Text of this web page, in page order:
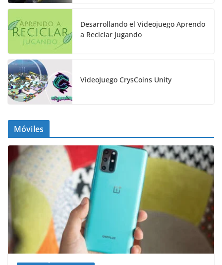
Desarrollando el Videojuego Aprendo
a Reciclar Jugando
VideoJuego CrysCoins Unity
Móviles